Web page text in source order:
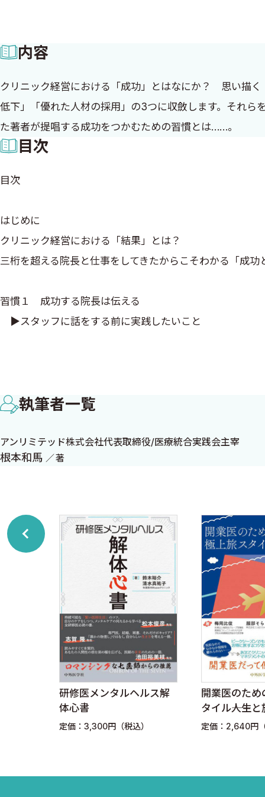
内容
クリニック経営における「成功」とはなにか？ 思い描く
低下」「優れた人材の採用」の3つに収斂します。それら
た著者が提唱する成功をつかむための習慣とは……。
目次
目次
はじめに
クリニック経営における「結果」とは？
三桁を超える院長と仕事をしてきたからこそわかる「成功
習慣１ 成功する院長は伝える
▶スタッフに話をする前に実践したいこと
▶スタッフに理念を伝えるための事前準備
▶どんな医院理念が良いのか？
・朝礼での唱和
習慣２ 成功する院長は5W1Hに敏感である
▶「突然」はスタッフのモチベーションを下げる！
習慣３ 成功する院長は厳しくも優しい
▶褒めたり、叱る上で無くてはならない2つのものとは
習慣４ 成功する院長は育て、任せる
▶『自分でやった方が早い病』の原因は？
▶更に深刻！「自分でやらなきゃ気が済まない病」とは
▶リーダースタッフを育てよう！
執筆者一覧
アンリミテッド株式会社代表取締役/医療統合実践会主宰
根本和馬 著
研修医メンタルヘルス解
体心書
定価：3,300円（税込）
開業医のた
タイル――人生
するVIP特典
定価：2,640円